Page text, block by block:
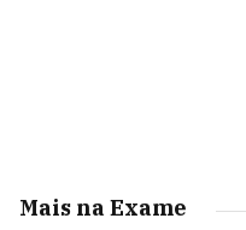
Mais na Exame